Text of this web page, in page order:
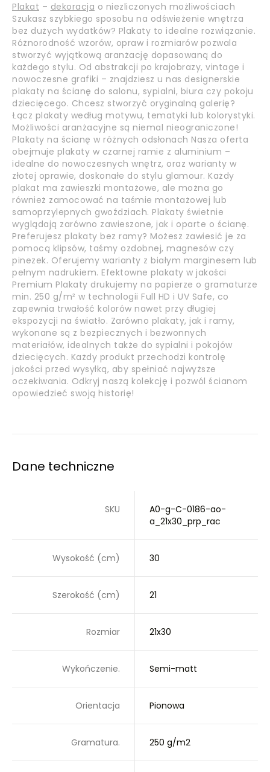
Plakat – dekoracja o niezliczonych możliwościach
Szukasz szybkiego sposobu na odświeżenie wnętrza
bez dużych wydatków? Plakaty to idealne rozwiązanie.
Różnorodność wzorów, opraw i rozmiarów pozwala
stworzyć wyjątkową aranżację dopasowaną do
każdego stylu. Od abstrakcji po krajobrazy, vintage i
nowoczesne grafiki – znajdziesz u nas designerskie
plakaty na ścianę do salonu, sypialni, biura czy pokoju
dziecięcego. Chcesz stworzyć oryginalną galerię?
Łącz plakaty według motywu, tematyki lub kolorystyki.
Możliwości aranżacyjne są niemal nieograniczone!
Plakaty na ścianę w różnych odsłonach Nasza oferta
obejmuje plakaty w czarnej ramie z aluminium –
idealne do nowoczesnych wnętrz, oraz warianty w
złotej oprawie, doskonałe do stylu glamour. Każdy
plakat ma zawieszki montażowe, ale można go
również zamocować na taśmie montażowej lub
samoprzylepnych gwoździach. Plakaty świetnie
wyglądają zarówno zawieszone, jak i oparte o ścianę.
Preferujesz plakaty bez ramy? Możesz zawiesić je za
pomocą klipsów, taśmy ozdobnej, magnesów czy
pinezek. Oferujemy warianty z białym marginesem lub
pełnym nadrukiem. Efektowne plakaty w jakości
Premium Plakaty drukujemy na papierze o gramaturze
min. 250 g/m² w technologii Full HD i UV Safe, co
zapewnia trwałość kolorów nawet przy długiej
ekspozycji na światło. Zarówno plakaty, jak i ramy,
wykonane są z bezpiecznych i bezwonnych
materiałów, idealnych także do sypialni i pokojów
dziecięcych. Każdy produkt przechodzi kontrolę
jakości przed wysyłką, aby spełniać najwyższe
oczekiwania. Odkryj naszą kolekcję i pozwól ścianom
opowiedzieć swoją historię!
Dane techniczne
SKU
A0-g-C-0186-ao-
a_21x30_prp_rac
Wysokość (cm) 30
Szerokość (cm) 21
Rozmiar 21x30
Wykończenie. Semi-matt
Orientacja Pionowa
Gramatura. 250 g/m2